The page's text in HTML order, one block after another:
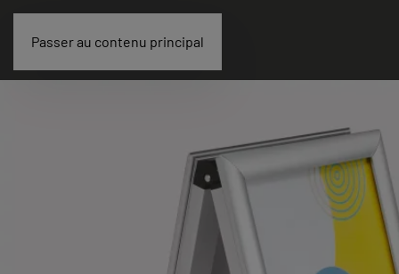
Passer au contenu principal